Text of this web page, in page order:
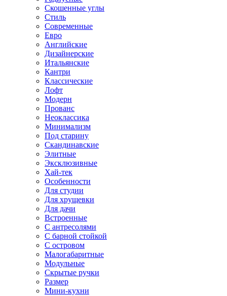
Скошенные углы
Стиль
Современные
Евро
Английские
Дизайнерские
Итальянские
Кантри
Классические
Лофт
Модерн
Прованс
Неоклассика
Минимализм
Под старину
Скандинавские
Элитные
Эксклюзивные
Хай-тек
Особенности
Для студии
Для хрущевки
Для дачи
Встроенные
С антресолями
С барной стойкой
С островом
Малогабаритные
Модульные
Скрытые ручки
Размер
Мини-кухни